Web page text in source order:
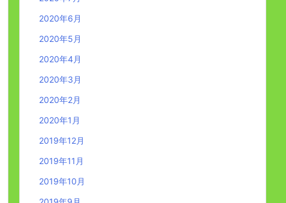
2020年6月
2020年5月
2020年4月
2020年3月
2020年2月
2020年1月
2019年12月
2019年11月
2019年10月